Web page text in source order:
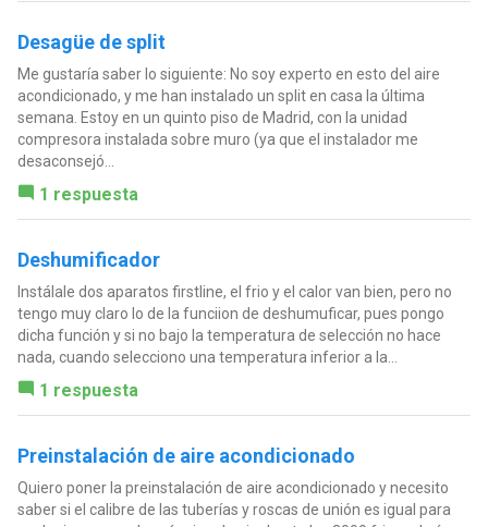
Desagüe de split
Me gustaría saber lo siguiente: No soy experto en esto del aire
acondicionado, y me han instalado un split en casa la última
semana. Estoy en un quinto piso de Madrid, con la unidad
compresora instalada sobre muro (ya que el instalador me
desaconsejó...
1 respuesta
Deshumificador
Instálale dos aparatos firstline, el frio y el calor van bien, pero no
tengo muy claro lo de la funciion de deshumuficar, pues pongo
dicha función y si no bajo la temperatura de selección no hace
nada, cuando selecciono una temperatura inferior a la...
1 respuesta
Preinstalación de aire acondicionado
Quiero poner la preinstalación de aire acondicionado y necesito
saber si el calibre de las tuberías y roscas de unión es igual para